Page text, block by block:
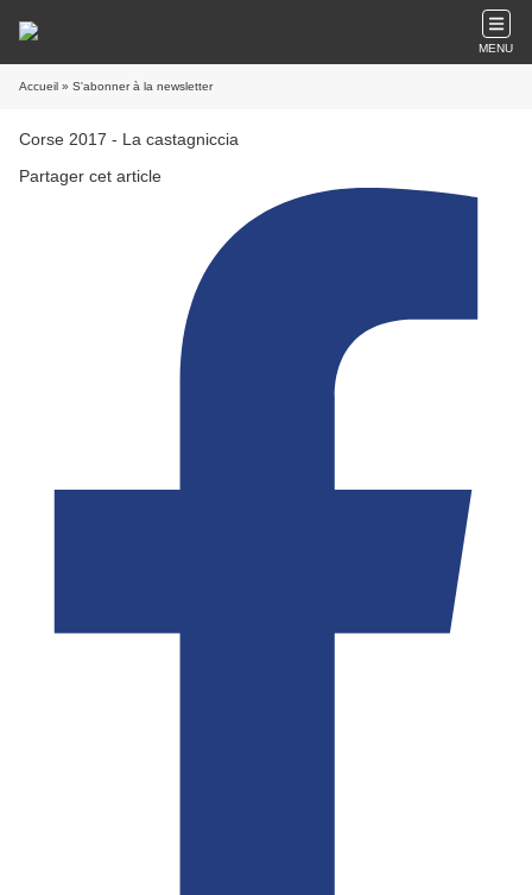
MENU
Accueil » S'abonner à la newsletter
Corse 2017 - La castagniccia
Partager cet article